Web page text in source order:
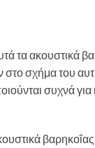
τα ακουστικά
στο σχήμα του
συχνά